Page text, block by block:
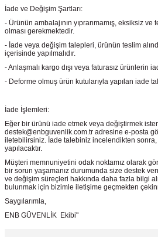
İade ve Değişim Şartları:
- Ürünün ambalajının yıpranmamış, eksiksiz ve
olması gerekmektedir.
- İade veya değişim talepleri, ürünün teslim
içerisinde yapılmalıdır.
- Anlaşmalı kargo dışı veya faturasız ürünlerin
- Deforme olmuş ürün kutularıyla yapılan iade
İade İşlemleri:
Eğer bir ürünü iade etmek veya değiştirmek
destek@enbguvenlik.com.tr adresine e-posta
iletebilirsiniz. İade talebiniz incelendikten
yapılacaktır.
Müşteri memnuniyetini odak noktamız olarak
bir sorun yaşamanız durumunda size destek
ve değişim süreçleri hakkında daha fazla bilgi
bulunmak için bizimle iletişime geçmekten
Saygılarımla,
ENB GÜVENLİK Ekibi"